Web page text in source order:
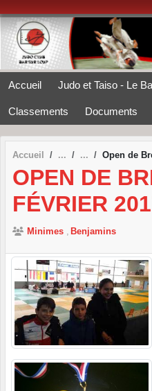
Accueil Judo et
Classements Documents
Accueil Open de
OPEN DE
FÉVRIER
Minimes Benjamins